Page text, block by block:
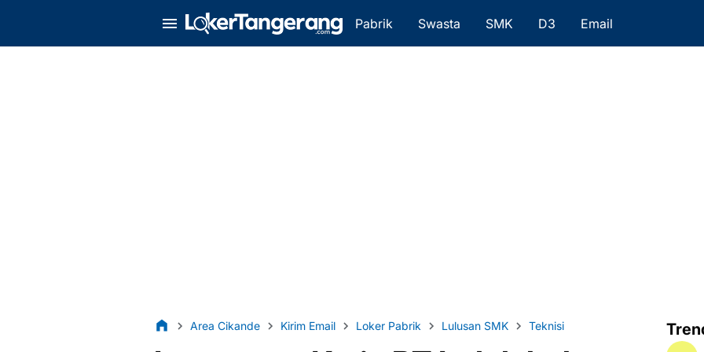
Pabrik Swasta SMK D3 Email
Area Cikande Kirim Email Loker Pabrik Lulusan SMK Teknisi